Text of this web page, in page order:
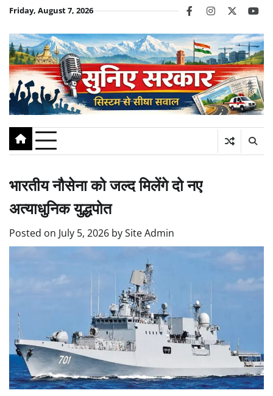
Skip
content
Friday, August 7, 2026 facebookinstagram
twitter
भारतीय नौसेना को जल्द मिलेंगे दो नए
अत्याधुनिक युद्धपोत
Posted on July 5, 2026 bySite Admin